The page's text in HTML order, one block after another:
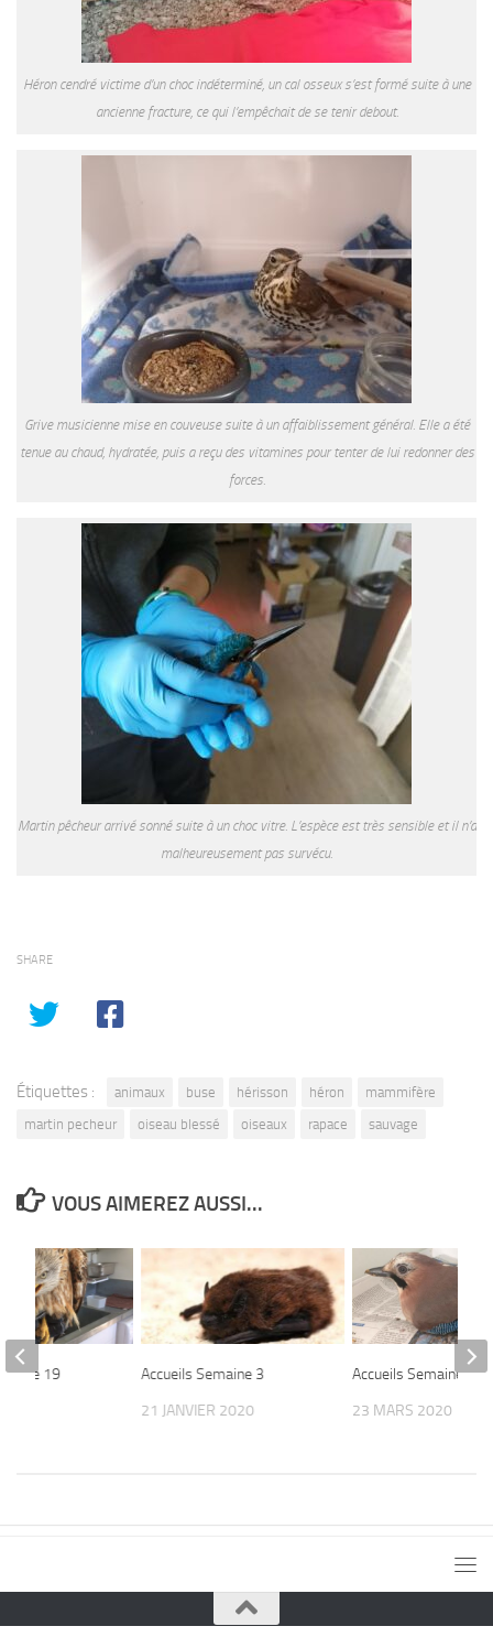
Héron cendré victime d’un choc indéterminé, un cal osseux s’est formé suite à une
ancienne fracture, ce qui l’empêchait de se tenir debout.
Grive musicienne mise en couveuse suite à un affaiblissement général. Elle a été
tenue au chaud, hydratée, puis a reçu des vitamines pour tenter de lui redonner des
forces.
Martin pêcheur arrivé sonné suite à un choc vitre. L’espèce est très sensible et il n’a
malheureusement pas survécu.
SHARE
Étiquettes : animaux buse hérisson héron
mammifère
martin pecheur
oiseau blessé oiseaux rapace sauvage
VOUS AIMEREZ AUSSI...
Accueils Semaine 3
21 JANVIER 2020
Accueils Semaine 12
23 MARS 2020
19